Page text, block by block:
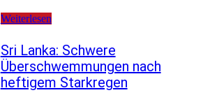
Weiterlesen
Sri Lanka: Schwere
Überschwemmungen nach
heftigem Starkregen